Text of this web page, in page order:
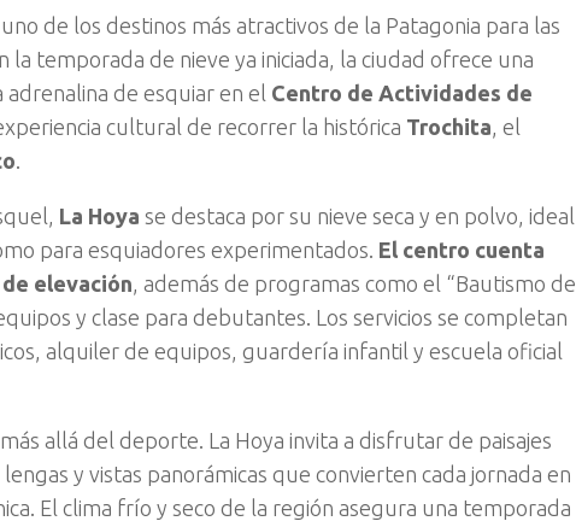
de los destinos más atractivos de la Patagonia para las
la temporada de nieve ya iniciada, la ciudad ofrece una
de esquiar en el Centro de Actividades de
cultural de recorrer la histórica Trochita , el
La Hoya se destaca por su nieve seca y en polvo, ideal
para esquiadores experimentados. El centro cuenta
elevación , además de programas como el “Bautismo de
y clase para debutantes. Los servicios se completan
alquiler de equipos, guardería infantil y escuela oficial
allá del deporte. La Hoya invita a disfrutar de paisajes
y vistas panorámicas que convierten cada jornada en
El clima frío y seco de la región asegura una temporada